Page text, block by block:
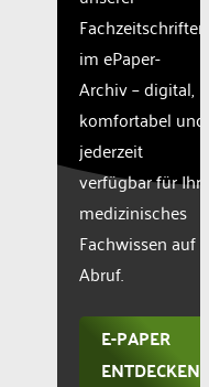
Fachzeitschriften
im ePaper-
Archiv – digital,
komfortabel und
jederzeit
verfügbar für Ihr
medizinisches
Fachwissen auf
Abruf.
E-PAPER
ENTDECKEN